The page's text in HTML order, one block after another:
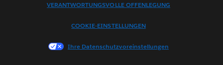
Français (France)
한국어
VERANTWORTUNGSVOLLE OFFENLEGUNG
COOKIE-EINSTELLUNGEN
Ihre Datenschutzvoreinstellungen